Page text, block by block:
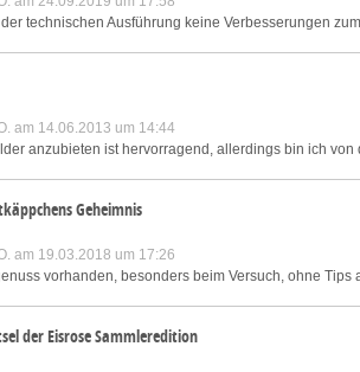
technischen Ausführung keine Verbesserungen
am 14.06.2013 um 14:44
anzubieten ist hervorragend, allerdings bin ich
Geheimnis
am 19.03.2018 um 17:26
vorhanden, besonders beim Versuch, ohne
der Eisrose Sammleredition